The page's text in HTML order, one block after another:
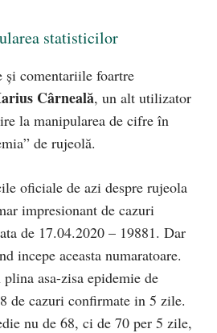
statisticilor
și comentariile foartre
Cârneală, un alt utilizator
la manipularea de cifre în
de rujeolă.
oficiale de azi despre rujeola
impresionant de cazuri
de 17.04.2020 – 19881. Dar
incepe aceasta numaratoare.
asa-zisa epidemie de
de cazuri confirmate in 5 zile.
nu de 68, ci de 70 per 5 zile,